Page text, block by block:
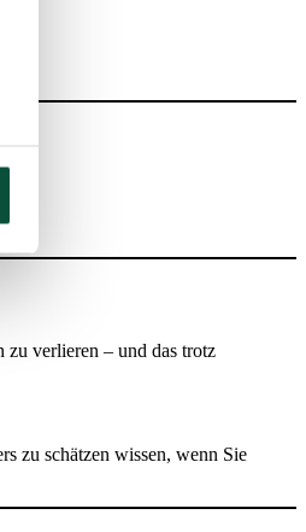
zu verlieren – und das trotz
zu schätzen wissen, wenn Sie